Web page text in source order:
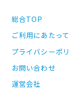
総合TOP
ご利用にあたって
プライバシーポ
お問い合わせ
運営会社